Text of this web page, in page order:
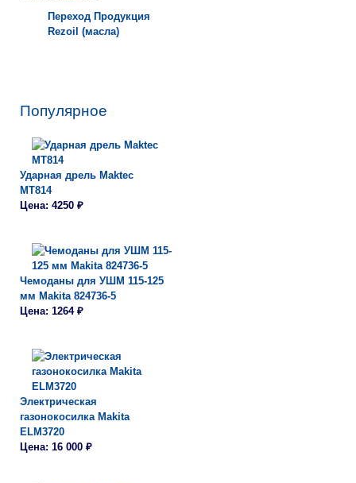
Переход Продукция
Rezoil (масла)
Популярное
Ударная дрель Maktec
MT814
Цена: 4250 ₽
Чемоданы для УШМ 115-125
мм Makita 824736-5
Цена: 1264 ₽
Электрическая
газонокосилка Makita
ELM3720
Цена: 16 000 ₽